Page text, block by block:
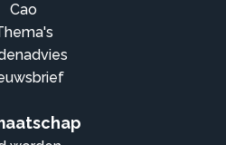
Cao